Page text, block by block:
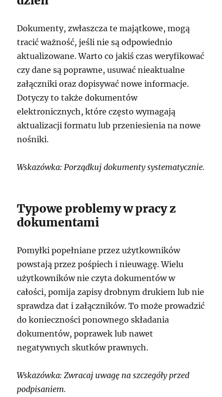
Dokumenty, zwłaszcza te majątkowe, mogą
tracić ważność, jeśli nie są odpowiednio
aktualizowane. Warto co jakiś czas weryfikować
czy dane są poprawne, usuwać nieaktualne
załączniki oraz dopisywać nowe informacje.
Dotyczy to także dokumentów
elektronicznych, które często wymagają
aktualizacji formatu lub przeniesienia na nowe
nośniki.
Wskazówka: Porządkuj dokumenty systematycznie.
Typowe problemy w pracy z
dokumentami
Pomyłki popełniane przez użytkowników
powstają przez pośpiech i nieuwagę. Wielu
użytkowników nie czyta dokumentów w
całości, pomija zapisy drobnym drukiem lub nie
sprawdza dat i załączników. To może prowadzić
do konieczności ponownego składania
dokumentów, poprawek lub nawet
negatywnych skutków prawnych.
Wskazówka: Zwracaj uwagę na szczegóły przed
podpisaniem.